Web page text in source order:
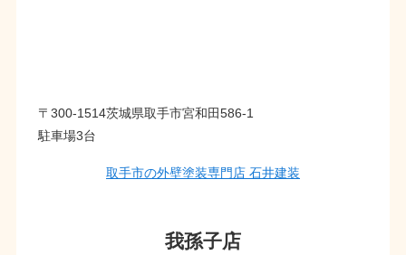
〒300-1514茨城県取手市宮和田586-1
駐車場3台
取手市の外壁塗装専門店 石井建装
我孫子店